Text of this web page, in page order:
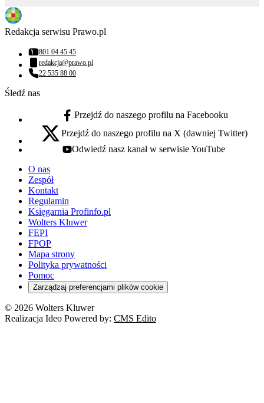
Redakcja serwisu Prawo.pl
Numer telefonu:
801 04 45 45
Adres email:
redakcja@prawo.pl
Numer telefonu:
22 535 88 00
Śledź nas
facebook - otwiera się w nowej karcie
Przejdź do naszego profilu na Facebooku
x - otwiera się w nowej karcie
Przejdź do naszego profilu na X (dawniej Twitter)
youtube - otwiera się w nowej karcie
Odwiedź nasz kanał w serwisie YouTube
O nas
Zespół
Kontakt
Regulamin
Księgarnia Profinfo.pl
Wolters Kluwer
FEPI
FPOP
Mapa strony
Polityka prywatności
Pomoc
Zarządzaj preferencjami plików cookie
© 2026 Wolters Kluwer
Realizacja Ideo Powered by: CMS Edito